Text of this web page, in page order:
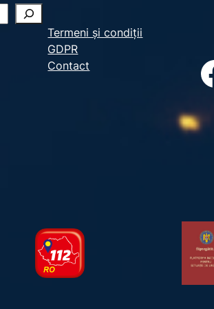
Termeni și condiții
GDPR
Contact